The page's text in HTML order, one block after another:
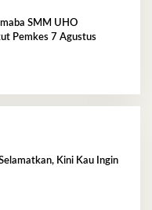
SMM UHO
Pemkes 7 Agustus
Kini Kau Ingin